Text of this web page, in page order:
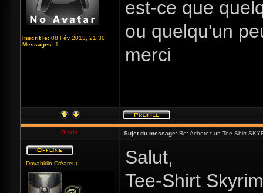
Inscrit le: 08 Fév 2013, 21:30
Messages: 1
est-ce que
ou quelqu'un
merci
Bioris Sujet du message: Re: Achetez un Tee-Shirt
Dovahkiin Créateur
Salut,
Tee-Shirt